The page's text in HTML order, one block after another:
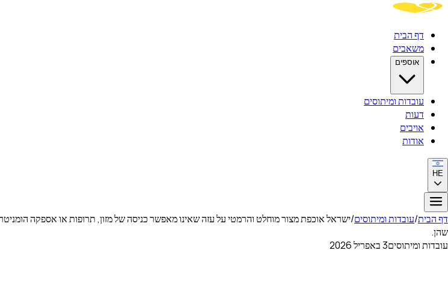
דף הבית
משאבים
אוספים
עובדות ומיתוסים
דעות
אויבים
אודות
HE
דף הבית/עובדות ומיתוסים/ישראל אוכפת מצור מוחלט והרמטי על עזה שאינו מאפשר כניסה של מזון, תרופות או אספקה
שהן.
עובדות ומיתוסים3 באפריל 2026